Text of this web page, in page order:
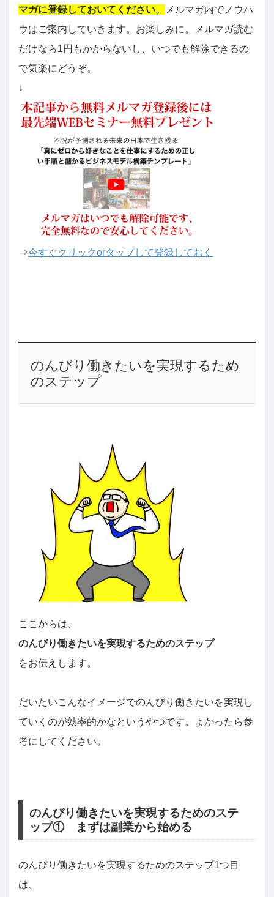
マガに登録しておいてください。
メルマガ内でノウハ
ウはご案内していきます。お楽しみに。メルマガ読む
だけなら1円もかからないし、いつでも解除できるの
で気楽にどうぞ。
↓
⇒今すぐクリックorタップして登録しておく
のんびり働きたいを実現するため
のステップ
ここからは、
のんびり働きたいを実現するためのステップ
をお伝えします。
だいたいこんなイメージでのんびり働きたいを実現し
ていくのが効率的かなというやつです。よかったら参
考にしてください。
のんびり働きたいを実現するためのステ
ップ① まずは副業から始める
のんびり働きたいを実現するためのステップ1つ目
は、